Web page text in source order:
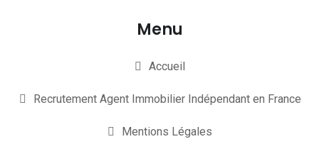
Menu
Accueil
Recrutement Agent Immobilier Indépendant en France
Mentions Légales